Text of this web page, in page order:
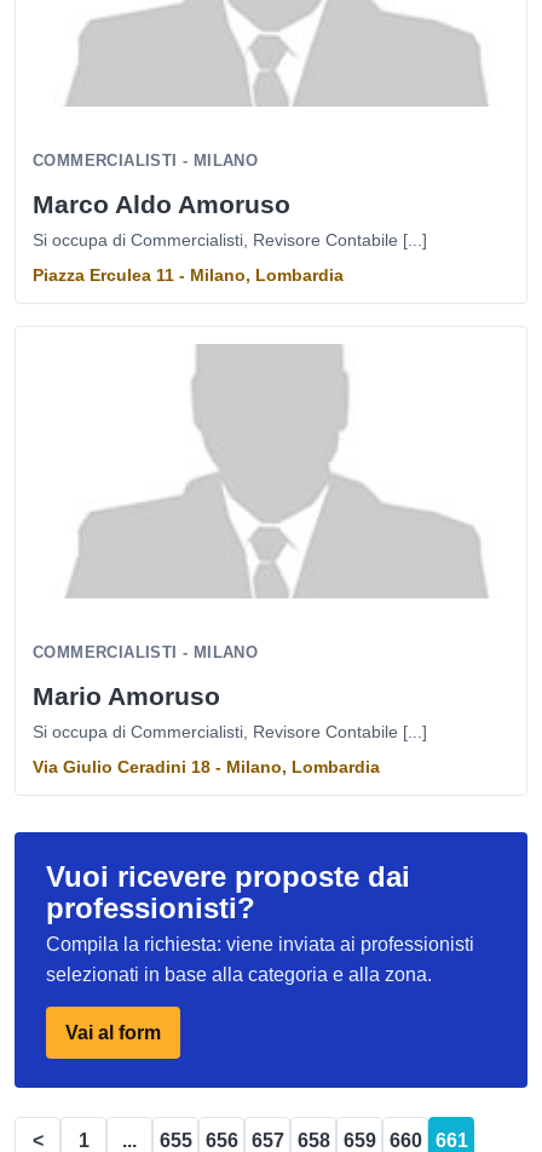
COMMERCIALISTI - MILANO
Marco Aldo Amoruso
Si occupa di Commercialisti, Revisore Contabile [...]
Piazza Erculea 11 - Milano, Lombardia
COMMERCIALISTI - MILANO
Mario Amoruso
Si occupa di Commercialisti, Revisore Contabile [...]
Via Giulio Ceradini 18 - Milano, Lombardia
Vuoi ricevere proposte dai
professionisti?
Compila la richiesta: viene inviata ai professionisti
selezionati in base alla categoria e alla zona.
Vai al form
< 1 ... 655 656 657 658 659 660 661